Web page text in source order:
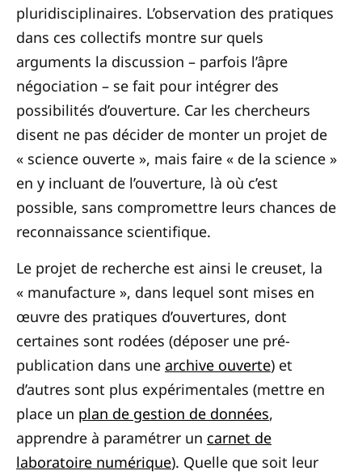
pluridisciplinaires. L’observation des pratiques
dans ces collectifs montre sur quels
arguments la discussion – parfois l’âpre
négociation – se fait pour intégrer des
possibilités d’ouverture. Car les chercheurs
disent ne pas décider de monter un projet de
« science ouverte », mais faire « de la science »
en y incluant de l’ouverture, là où c’est
possible, sans compromettre leurs chances de
reconnaissance scientifique.
Le projet de recherche est ainsi le creuset, la
« manufacture », dans lequel sont mises en
œuvre des pratiques d’ouvertures, dont
certaines sont rodées (déposer une pré-
publication dans une archive ouverte) et
d’autres sont plus expérimentales (mettre en
place un plan de gestion de données,
apprendre à paramétrer un carnet de
laboratoire numérique). Quelle que soit leur